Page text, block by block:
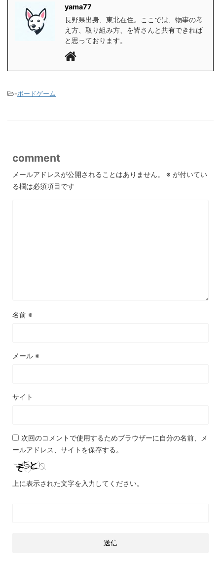
yama77
長野県出身、東北在住。ここでは、物事の考
え方、取り組み方、を皆さんと共有できれば
と思っております。
-ボードゲーム
comment
メールアドレスが公開されることはありません。 ※ が付いてい
る欄は必須項目です
名前 ※
メール ※
サイト
次回のコメントで使用するためブラウザーに自分の名前、メ
ールアドレス、サイトを保存する。
上に表示された文字を入力してください。